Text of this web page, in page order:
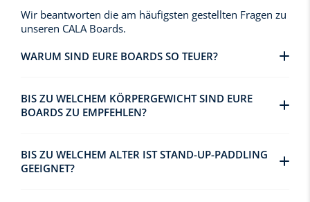
Wir beantworten die am häufigsten gestellten Fragen zu
unseren CALA Boards.
WARUM SIND EURE BOARDS SO TEUER?
BIS ZU WELCHEM KÖRPERGEWICHT SIND EURE
BOARDS ZU EMPFEHLEN?
BIS ZU WELCHEM ALTER IST STAND-UP-PADDLING
GEEIGNET?